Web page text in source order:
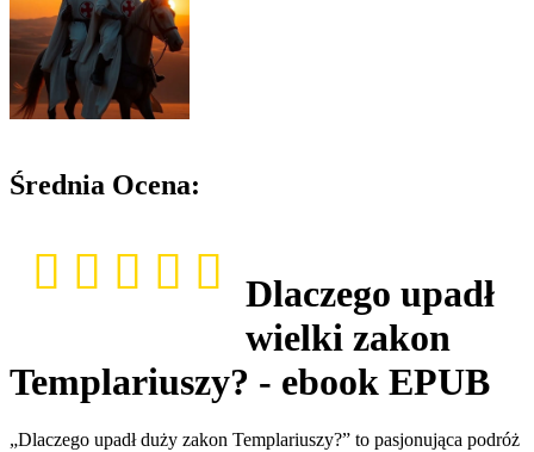
Średnia Ocena:
Dlaczego upadł
wielki zakon
Templariuszy? - ebook EPUB
„Dlaczego upadł duży zakon Templariuszy?” to pasjonująca podróż